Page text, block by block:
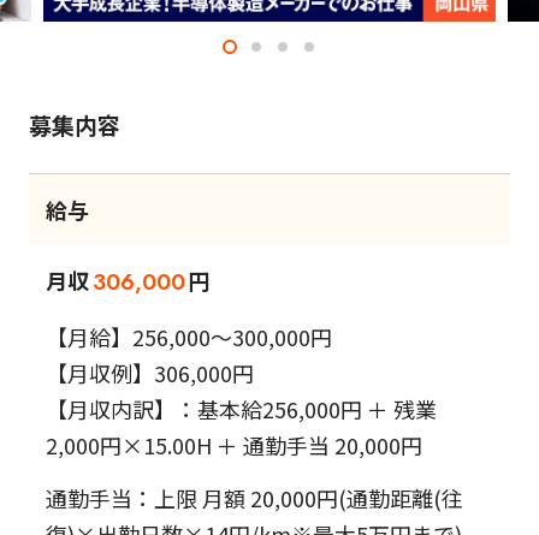
募集内容
給与
月収306,000円
【月給】256,000～300,000円
【月収例】306,000円
【月収内訳】：基本給256,000円 ＋ 残業
2,000円×15.00H ＋ 通勤手当 20,000円
通勤手当：上限 月額 20,000円(通勤距離(往